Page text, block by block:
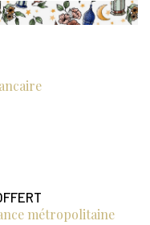
métropolitaine